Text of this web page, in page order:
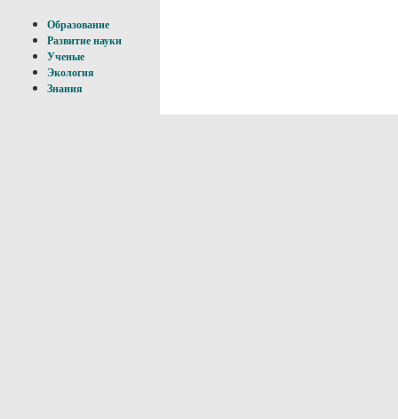
Образование
Развитие науки
Ученые
Экология
Знания